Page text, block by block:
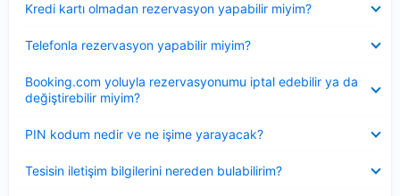
Kredi kartı olmadan rezervasyon yapabilir miyim?
Telefonla rezervasyon yapabilir miyim?
Booking.com yoluyla rezervasyonumu iptal edebilir ya da
değiştirebilir miyim?
PIN kodum nedir ve ne işime yarayacak?
Tesisin iletişim bilgilerini nereden bulabilirim?